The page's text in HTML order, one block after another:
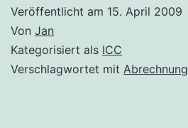
Veröffentlicht am 15. April 2009
Von Jan
Kategorisiert als ICC
Verschlagwortet mit Abrechnung